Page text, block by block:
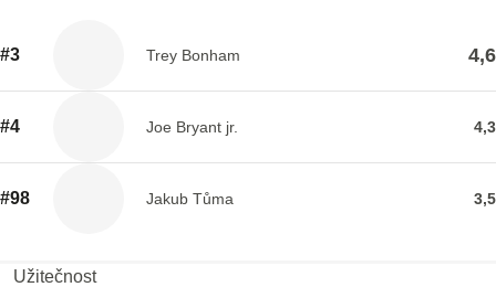
#3 Trey Bonham 4,6
#4 Joe Bryant jr. 4,3
#98 Jakub Tůma 3,5
Užitečnost